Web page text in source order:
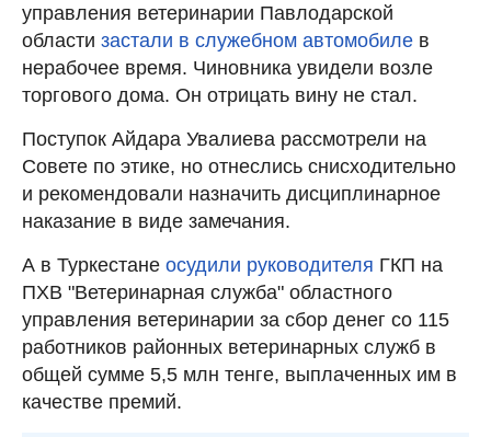
управления ветеринарии Павлодарской
области застали в служебном автомобиле в
нерабочее время. Чиновника увидели возле
торгового дома. Он отрицать вину не стал.
Поступок Айдара Увалиева рассмотрели на
Совете по этике, но отнеслись снисходительно
и рекомендовали назначить дисциплинарное
наказание в виде замечания.
А в Туркестане осудили руководителя ГКП на
ПХВ "Ветеринарная служба" областного
управления ветеринарии за сбор денег со 115
работников районных ветеринарных служб в
общей сумме 5,5 млн тенге, выплаченных им в
качестве премий.